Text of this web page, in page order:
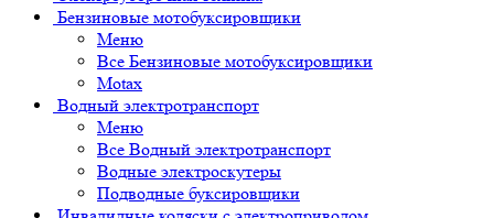
Бензиновые мотобуксировщики
Меню
Все Бензиновые мотобуксировщики
Motax
Водный электротранспорт
Меню
Все Водный электротранспорт
Водные электроскутеры
Подводные буксировщики